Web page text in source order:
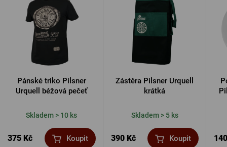
Pánské triko Pilsner
Urquell béžová pečeť
Skladem > 10 ks
375 Kč Koupit
Zástěra Pilsner Urquell
krátká
Skladem > 5 ks
390 Kč Koupit